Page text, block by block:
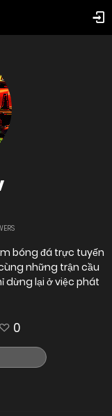
bóng đá trực tuyến
những trận cầu
dừng lại ở việc phát
0